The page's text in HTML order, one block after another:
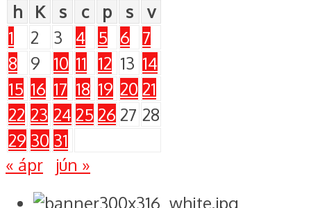
h
K s c p s
v
1
2 3 4 5 6
7
8
9 10 11 12 13 14
15 16 17 18 19 20 21
22 23 2425 26 27 28
29 30 31
« ápr
jún »